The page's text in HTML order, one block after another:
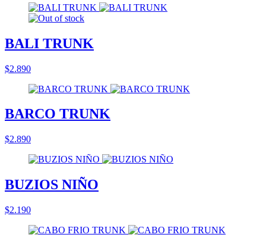
BALI TRUNK
$2.890
BARCO TRUNK
$2.890
BUZIOS NIÑO
$2.190